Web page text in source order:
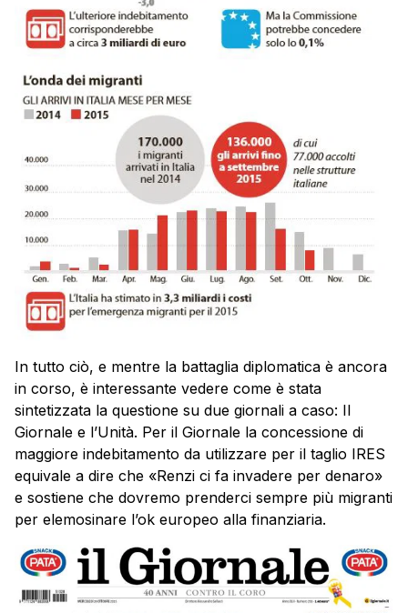
In tutto ciò, e mentre la battaglia diplomatica è ancora
in corso, è interessante vedere come è stata
sintetizzata la questione su due giornali a caso: Il
Giornale e l’Unità. Per il Giornale la concessione di
maggiore indebitamento da utilizzare per il taglio IRES
equivale a dire che «Renzi ci fa invadere per denaro»
e sostiene che dovremo prenderci sempre più migranti
per elemosinare l’ok europeo alla finanziaria.